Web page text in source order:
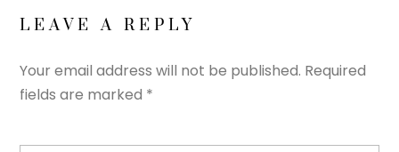
LEAVE A REPLY
Your email address will not be published. Required
fields are marked *